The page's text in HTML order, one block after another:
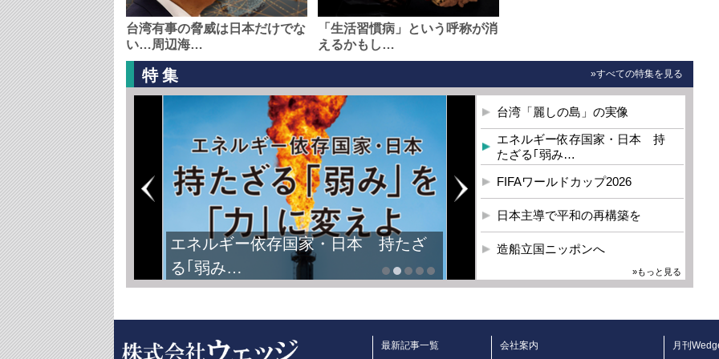
台湾有事の脅威は日本だけでな
い…周辺海…
「生活習慣病」という呼称が消
えるかもし…
特集 »すべての特集を見る
エネルギー依存国家・日本 持たざ
る｢弱み…
台湾「麗しの島」の実像
エネルギー依存国家・日本 持
たざる｢弱み…
FIFAワールドカップ2026
日本主導で平和の再構築を
造船立国ニッポンへ
»もっと見る
最新記事一覧 会社案内 月刊